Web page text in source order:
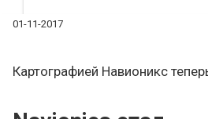
01-11-2017
Картографией Навионикс